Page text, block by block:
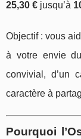
25,30 € jusqu’à
Objectif : vous
à votre envie du
convivial, d’un
caractère à
Pourquoi